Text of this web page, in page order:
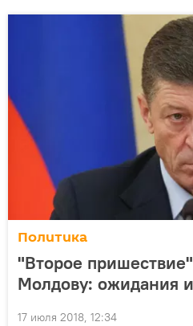
Политика
"Второе
Молдову: ожидания
17 июля 2018, 12:34